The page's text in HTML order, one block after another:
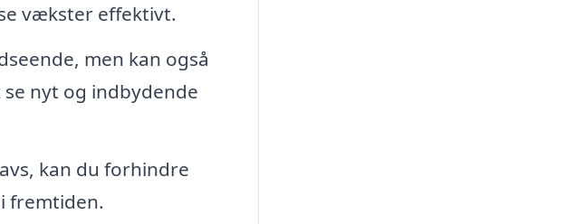
vækster effektivt.
men kan også
nyt og indbydende
kan du forhindre
fremtiden.